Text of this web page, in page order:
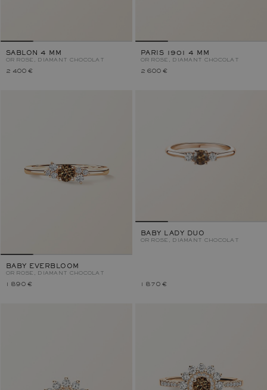
SABLON 4 MM
OR ROSE, DIAMANT CHOCOLAT
2 400 €
PARIS 1901 4 MM
OR ROSE, DIAMANT CHOCOLAT
2 600 €
BABY EVERBLOOM
OR ROSE, DIAMANT CHOCOLAT
1 890 €
BABY LADY DUO
OR ROSE, DIAMANT CHOCOLAT
1 870 €